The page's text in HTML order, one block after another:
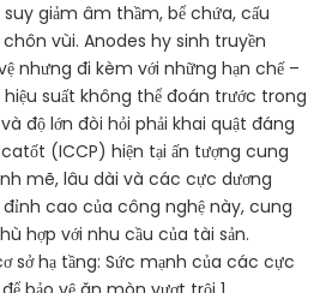
giảm âm thầm, bể chứa, cấu
vùi. Anodes hy sinh truyền
nhưng đi kèm với những hạn chế –
suất không thể đoán trước trong
độ lớn đòi hỏi phải khai quật đáng
(ICCP) hiện tại ấn tượng cung
mẽ, lâu dài và các cực dương
cao của công nghệ này, cung
hợp với nhu cầu của tài sản.